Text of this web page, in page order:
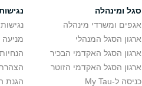
סגל ומינהלה
אגפים ומשרדי מינהלה
ארגון הסגל המנהלי
ארגון הסגל האקדמי הבכיר
ארגון הסגל האקדמי הזוטר
כניסה ל-My Tau
מניעה
הגנת